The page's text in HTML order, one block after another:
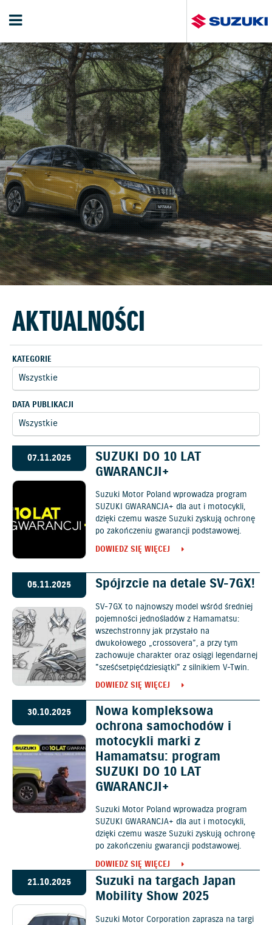
AKTUALNOŚCI
KATEGORIE
DATA PUBLIKACJI
07.11.2025
SUZUKI DO 10 LAT
GWARANCJI+
Suzuki Motor Poland wprowadza program
SUZUKI GWARANCJA+ dla aut i motocykli,
dzięki czemu wasze Suzuki zyskują ochronę
po zakończeniu gwarancji podstawowej.
DOWIEDZ SIĘ WIĘCEJ
05.11.2025 Spójrzcie na detale SV-7GX!
SV-7GX to najnowszy model wśród średniej
pojemności jednośladów z Hamamatsu:
wszechstronny jak przystało na
dwukołowego „crossovera”, a przy tym
zachowuje charakter oraz osiągi legendarnej
"sześćsetpięćdziesiątki" z silnikiem V-Twin.
DOWIEDZ SIĘ WIĘCEJ
30.10.2025
Nowa kompleksowa
ochrona samochodów i
motocykli marki z
Hamamatsu: program
SUZUKI DO 10 LAT
GWARANCJI+
Suzuki Motor Poland wprowadza program
SUZUKI GWARANCJA+ dla aut i motocykli,
dzięki czemu wasze Suzuki zyskują ochronę
po zakończeniu gwarancji podstawowej.
DOWIEDZ SIĘ WIĘCEJ
21.10.2025
Suzuki na targach Japan
Mobility Show 2025
Suzuki Motor Corporation zaprasza na targi